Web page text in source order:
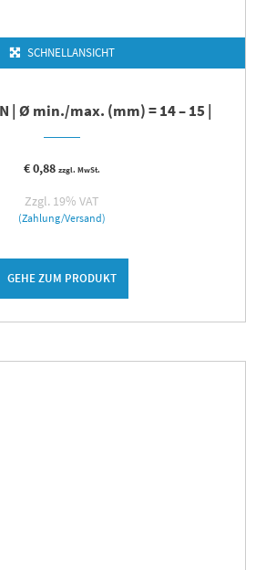
SCHNELLANSICHT
| Ø min./max. (mm) = 14 – 15 |
€0,88 zzgl. MwSt.
Zzgl. 19% VAT
(Zahlung/Versand)
GEHE ZUM PRODUKT